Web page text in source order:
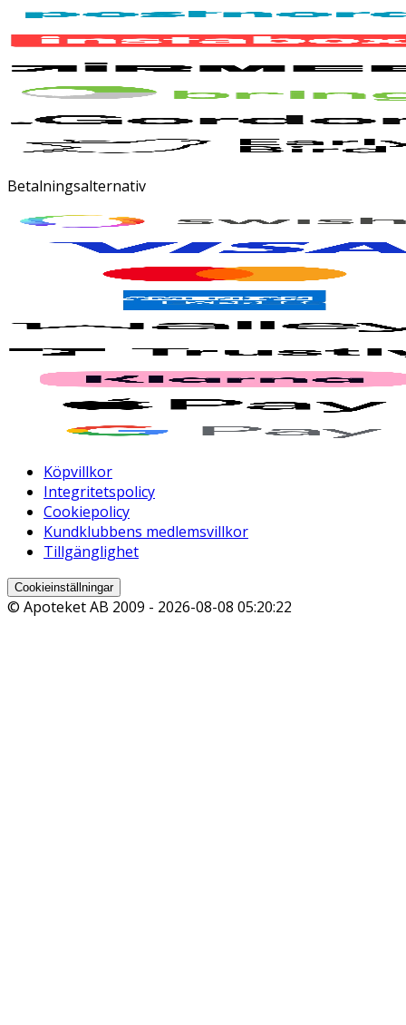
Betalningsalternativ
Köpvillkor
Integritetspolicy
Cookiepolicy
Kundklubbens medlemsvillkor
Tillgänglighet
Cookieinställningar
© Apoteket AB 2009 - 2026-08-08 05:20:22